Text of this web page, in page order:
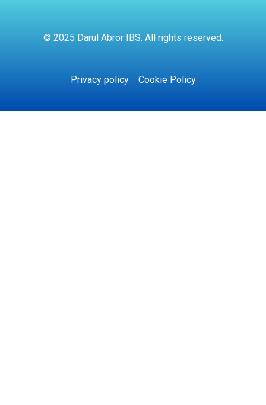
© 2025 Darul Abror IBS. All rights reserved.
Privacy policy Cookie Policy